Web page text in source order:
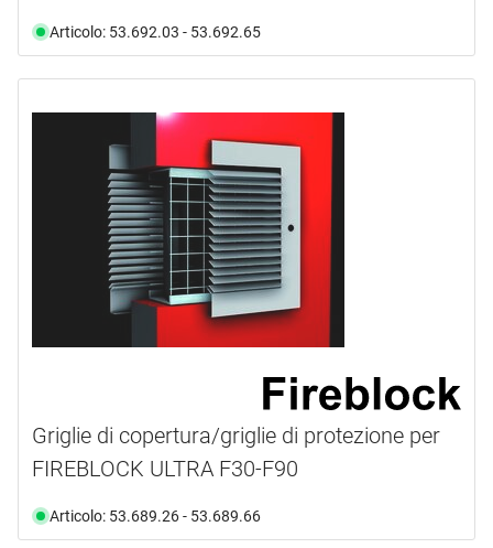
Articolo: 53.692.03 - 53.692.65
Griglie di copertura/griglie di protezione per
FIREBLOCK ULTRA F30-F90
Articolo: 53.689.26 - 53.689.66